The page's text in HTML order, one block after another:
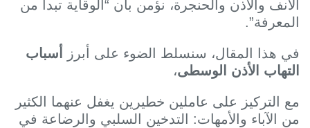
والأذن والحنجرة، نؤمن بأن “الوقاية تبدأ من
هذا المقال، سنسلط الضوء على أبرز أسباب
الأذن الوسطى،
التركيز على عاملين خطيرين يغفل عنهما الكثير
الآباء والأمهات: التدخين السلبي والرضاعة في